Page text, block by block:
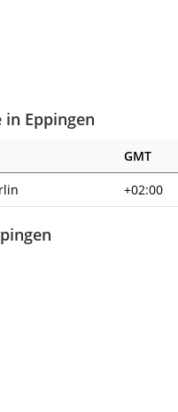
Eppingen
GMT
+02:00